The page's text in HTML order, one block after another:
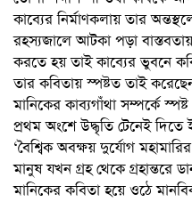
কাব্যের নির্মাণকলায় তার
রহস্যজালে আটকা পড়া
করতে হয় তাই কাব্যের ভুবনে
তার কবিতায় স্পষ্টত তাই
মানিকের কাব্যগাঁথা সম্পর্কে
প্রথম অংশে উদ্ধৃতি টেনেই দিতে
‘বৈশ্বিক অবক্ষয় দুর্যোগ
মানুষ যখন গ্রহ থেকে গ্রহান্তরে
মানিকের কবিতা হয়ে ওঠে